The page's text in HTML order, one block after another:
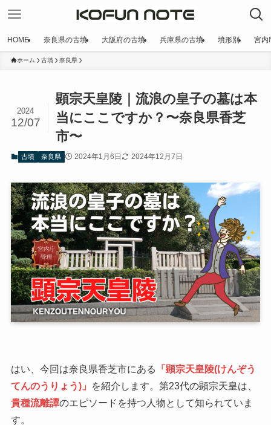
HOME 奈良県の古墳 大阪府の古墳 兵庫県の古墳 墳形別 宮内
ホーム 古墳 奈良県
顕宗天皇陵｜流浪の皇子の墓は本
当にここですか？〜奈良県香芝
市〜
2024
12/07
古墳 奈良県 2024年1月6日 2024年12月7日
はい、今回は奈良県香芝市にある
「顕宗天皇陵(けんぞう
てんのうりょう)」
を紹介します。第23代の顕宗天皇は、
貴種流離譚のエピソードを持つ人物として知られていま
す。